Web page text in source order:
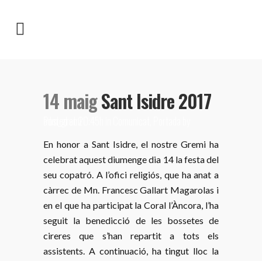
14 maigSant Isidre 2017
En honor a Sant Isidre, el nostre Gremi ha
celebrat aquest diumenge dia 14 la festa del
seu copatró. A l’ofici religiós, que ha anat a
càrrec de Mn. Francesc Gallart Magarolas i
en el que ha participat la Coral l’Àncora, l’ha
seguit la benedicció de les bossetes de
cireres que s’han repartit a tots els
assistents. A continuació, ha tingut lloc la